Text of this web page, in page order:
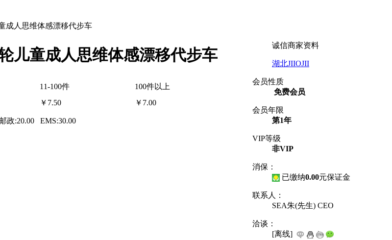
成人思维体感漂移代步车
儿童成人思维体感漂移代步车
11-100件
100件以上
￥ 7.50 ￥ 7.00
政:20.00 EMS:30.00
诚信商家资料
湖北JIIOJII
会员性质
免费会员
会员年限
第1年
VIP等级
非VIP
消保：
已缴纳0.00元保证金
联系人：
SEA朱(先生) CEO
洽谈：
[离线]